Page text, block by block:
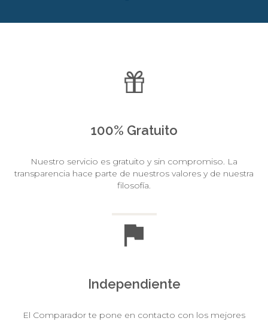
100% Gratuito
Nuestro servicio es gratuito y sin compromiso. La
transparencia hace parte de nuestros valores y de nuestra
filosofía.
Independiente
El Comparador te pone en contacto con los mejores